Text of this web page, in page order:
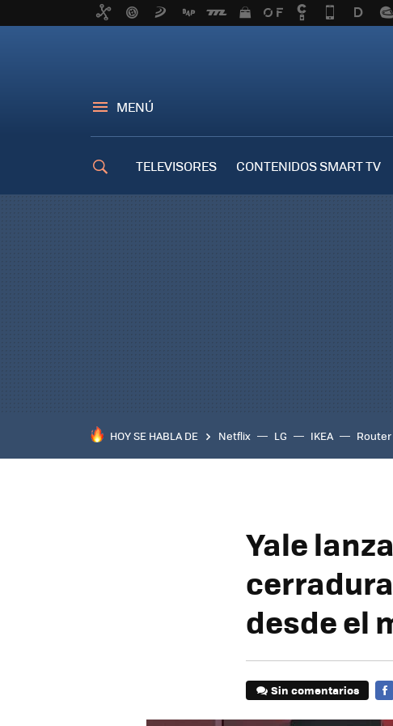
MENÚ
TELEVISORES CONTENIDOS SMART TV
HOY SE HABLA DE Netflix LG IKEA Router
Yale
desde el
Sin comentarios